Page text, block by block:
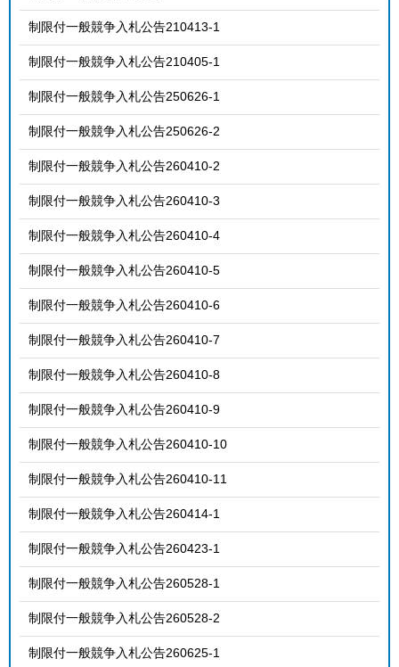
制限付一般競争入札公告210413-1
制限付一般競争入札公告210405-1
制限付一般競争入札公告250626-1
制限付一般競争入札公告250626-2
制限付一般競争入札公告260410-2
制限付一般競争入札公告260410-3
制限付一般競争入札公告260410-4
制限付一般競争入札公告260410-5
制限付一般競争入札公告260410-6
制限付一般競争入札公告260410-7
制限付一般競争入札公告260410-8
制限付一般競争入札公告260410-9
制限付一般競争入札公告260410-10
制限付一般競争入札公告260410-11
制限付一般競争入札公告260414-1
制限付一般競争入札公告260423-1
制限付一般競争入札公告260528-1
制限付一般競争入札公告260528-2
制限付一般競争入札公告260625-1